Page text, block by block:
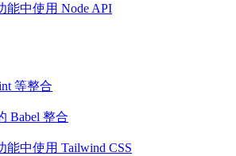
能中使用 Node API
等整合
Babel 整合
能中使用 Tailwind CSS